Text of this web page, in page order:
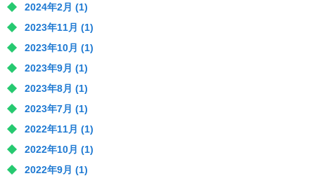
2024年2月 (1)
2023年11月 (1)
2023年10月 (1)
2023年9月 (1)
2023年8月 (1)
2023年7月 (1)
2022年11月 (1)
2022年10月 (1)
2022年9月 (1)